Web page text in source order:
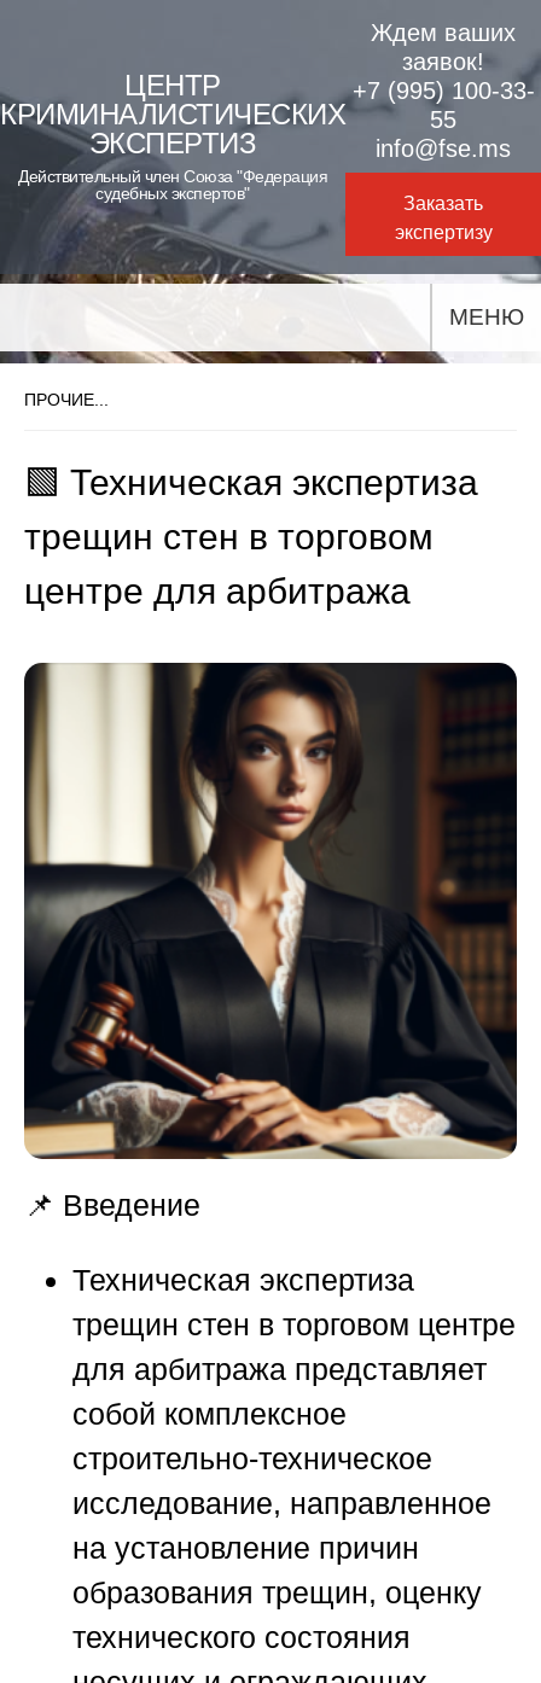
content
ЦЕНТР
КРИМИНАЛИСТИЧЕСКИХ
ЭКСПЕРТИЗ
Действительный член Союза "Федерация
судебных экспертов"
Ждем ваших
заявок!
+7 (995) 100-33-
55
info@fse.ms
Заказать
экспертизу
МЕНЮ
ПРОЧИЕ...
🟩 Техническая экспертиза
трещин стен в торговом
центре для арбитража
📌 Введение
Техническая экспертиза
трещин стен в торговом центре
для арбитража представляет
собой комплексное
строительно-техническое
исследование, направленное
на установление причин
образования трещин, оценку
технического состояния